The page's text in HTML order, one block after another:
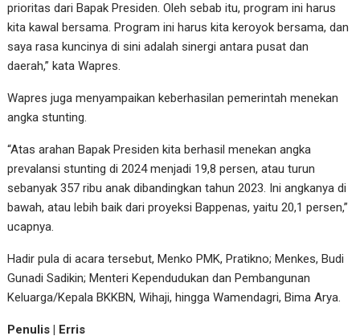
prioritas dari Bapak Presiden. Oleh sebab itu, program ini harus
kita kawal bersama. Program ini harus kita keroyok bersama, dan
saya rasa kuncinya di sini adalah sinergi antara pusat dan
daerah,” kata Wapres.
Wapres juga menyampaikan keberhasilan pemerintah menekan
angka stunting.
“Atas arahan Bapak Presiden kita berhasil menekan angka
prevalansi stunting di 2024 menjadi 19,8 persen, atau turun
sebanyak 357 ribu anak dibandingkan tahun 2023. Ini angkanya di
bawah, atau lebih baik dari proyeksi Bappenas, yaitu 20,1 persen,”
ucapnya.
Hadir pula di acara tersebut, Menko PMK, Pratikno; Menkes, Budi
Gunadi Sadikin; Menteri Kependudukan dan Pembangunan
Keluarga/Kepala BKKBN, Wihaji, hingga Wamendagri, Bima Arya.
Penulis | Erris